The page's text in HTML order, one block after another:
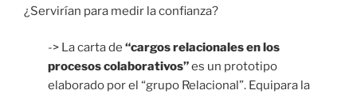
¿Servirían para medir la confianza?
-> La carta de “cargos relacionales en los
procesos colaborativos”es un prototipo
elaborado por el “grupo Relacional”. Equipara la